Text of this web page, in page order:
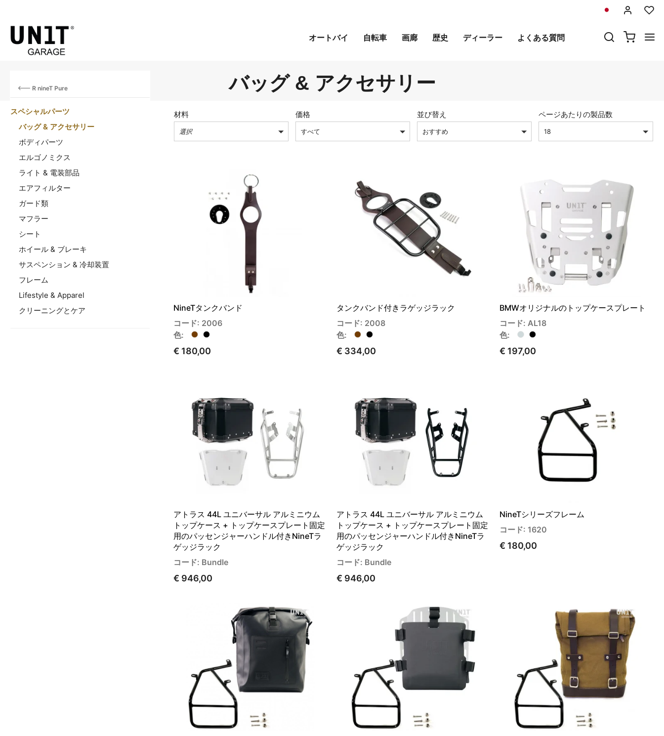
オートバイ 自転車 画廊 歴史 ディーラー よくある質問
バッグ & アクセサリー
R nineT Pure
スペシャルパーツ
バッグ & アクセサリー
ボディパーツ
エルゴノミクス
ライト & 電装部品
エアフィルター
ガード類
マフラー
シート
ホイール & ブレーキ
サスペンション & 冷却装置
フレーム
Lifestyle & Apparel
クリーニングとケア
材料
選択
価格
すべて
並び替え
おすすめ
ページあたりの製品数
18
NineTタンクバンド
コード: 2006
色:
€ 180,00
タンクバンド付きラゲッジラック
コード: 2008
色:
€ 334,00
BMWオリジナルのトップケースプレート
コード: AL18
色:
€ 197,00
アトラス 44L ユニバーサル アルミニウム
トップケース + トップケースプレート固定
用のパッセンジャーハンドル付きNineTラ
ゲッジラック
コード: Bundle
€ 946,00
アトラス 44L ユニバーサル アルミニウム
トップケース + トップケースプレート固定
用のパッセンジャーハンドル付きNineTラ
ゲッジラック
コード: Bundle
€ 946,00
NineTシリーズフレーム
コード: 1620
€ 180,00